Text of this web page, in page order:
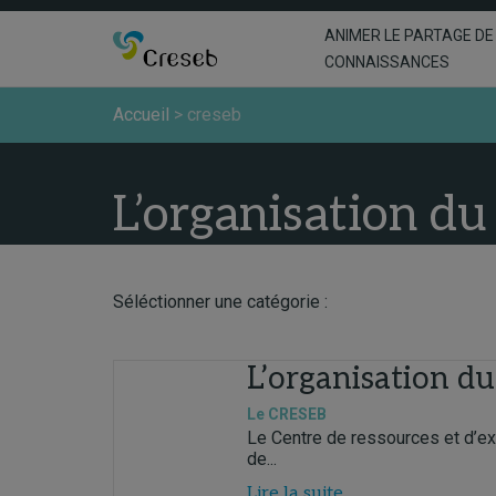
ANIMER LE PARTAGE DE
CONNAISSANCES
Accueil > creseb
L’organisation
Séléctionner une catégorie :
L’organisation
Le CRESEB
Le Centre de ressources et
de...